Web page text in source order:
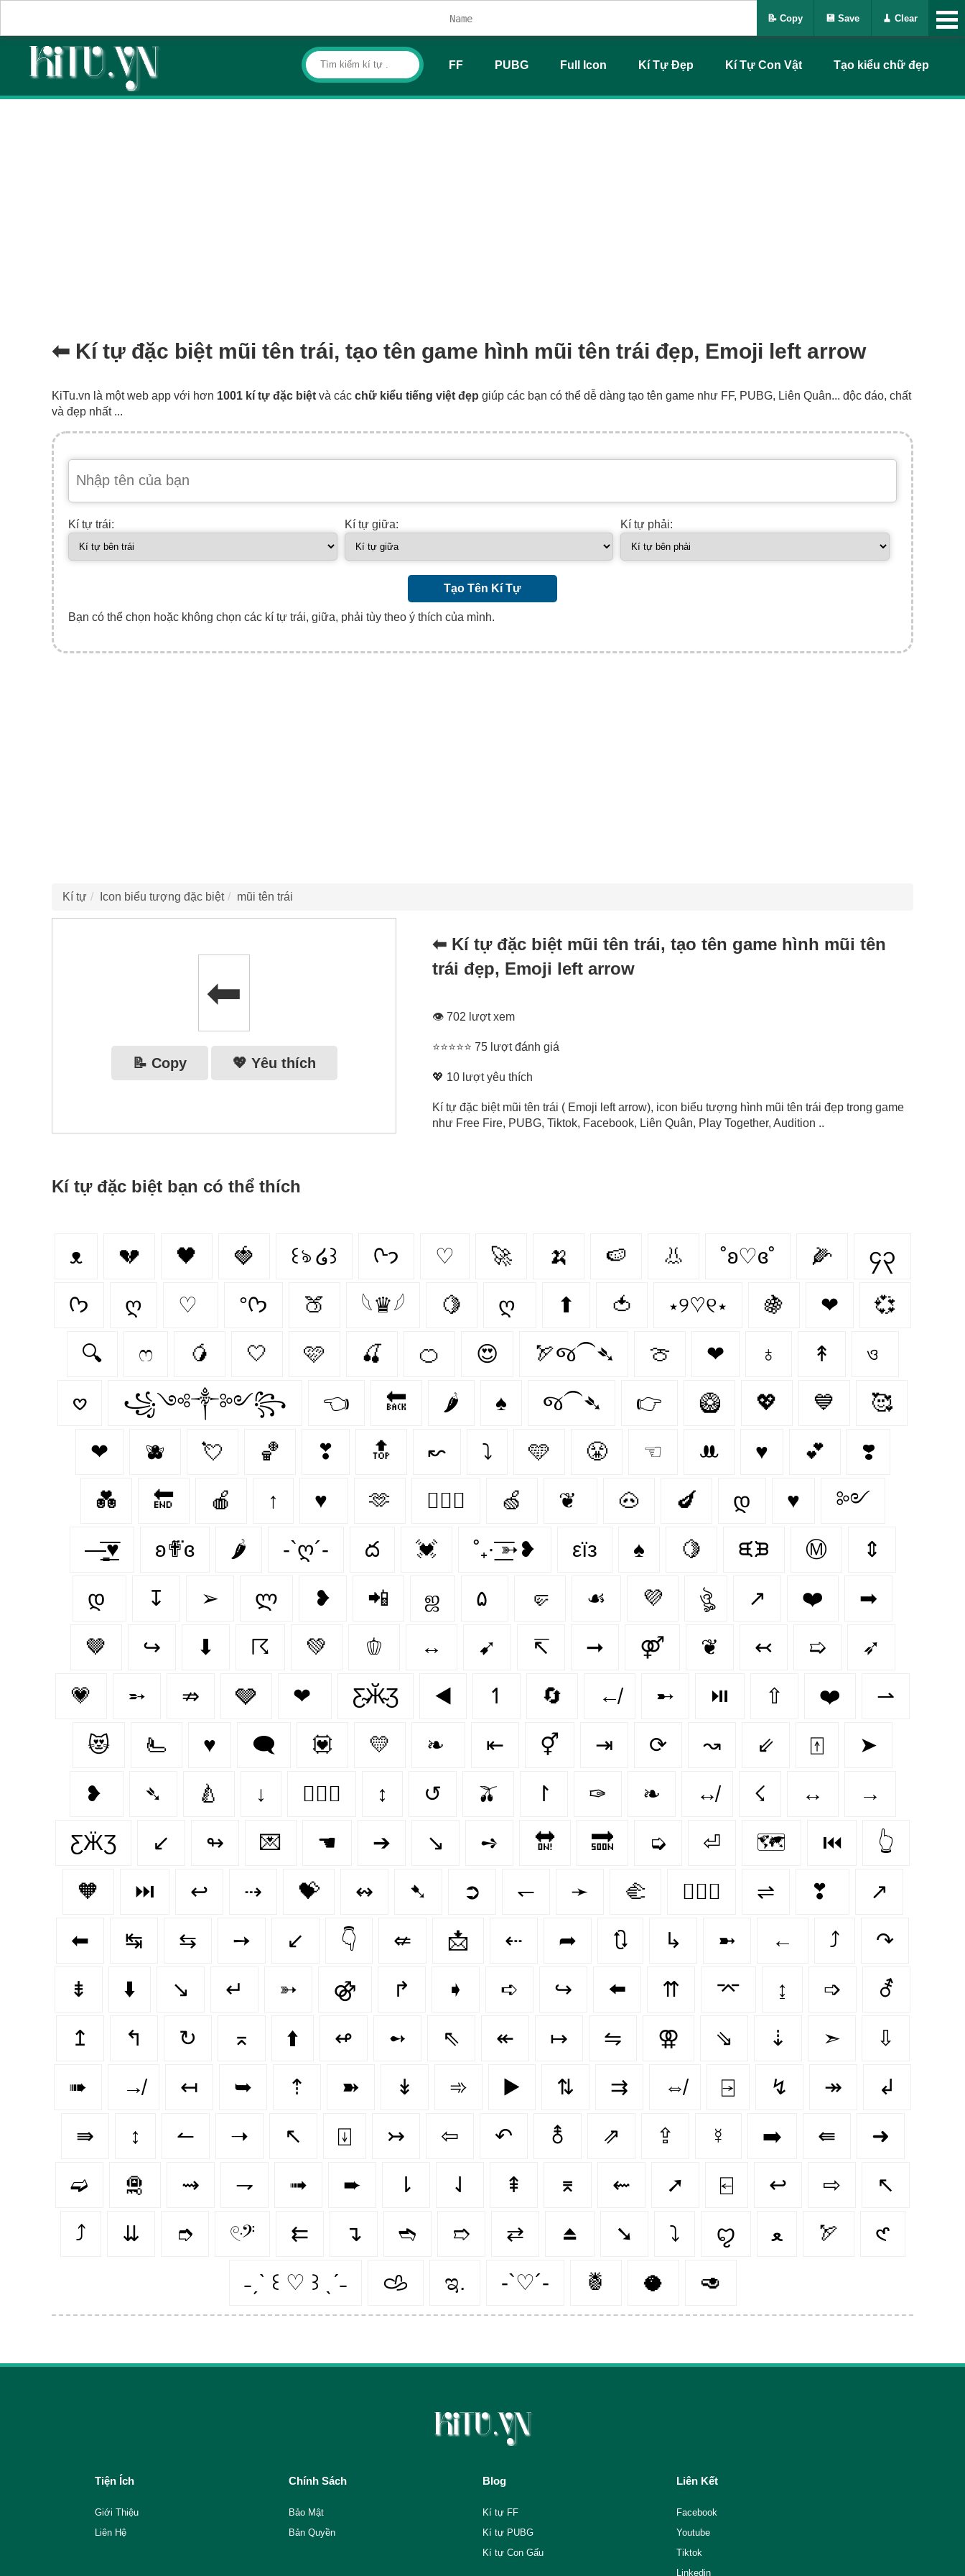
FF PUBG Full Icon Kí Tự Đẹp Kí Tự Con Vật Tạo kiểu chữ đẹp
⬅ Kí tự đặc biệt mũi tên trái, tạo tên game hình mũi tên trái đẹp, Emoji left arrow
KiTu.vn là một web app với hơn 1001 kí tự đặc biệt và các chữ kiểu tiếng việt đẹp giúp các bạn có thể dễ dàng tạo tên game như FF, PUBG, Liên Quân... độc đáo, chất
và đẹp nhất ...
Kí tự trái: Kí tự giữa: Kí tự phải:
Tạo Tên Kí Tự
Bạn có thể chọn hoặc không chọn các kí tự trái, giữa, phải tùy theo ý thích của mình.
Kí tự Icon biểu tượng đặc biệt mũi tên trái
⬅
📝 Copy 💖 Yêu thích
⬅ Kí tự đặc biệt mũi tên trái, tạo tên game hình mũi tên
trái đẹp, Emoji left arrow
👁 702 lượt xem
⭐⭐⭐⭐⭐ 75 lượt đánh giá
💖 10 lượt yêu thích
Kí tự đặc biệt mũi tên trái ( Emoji left arrow), icon biểu tượng hình mũi tên trái đẹp trong game
như Free Fire, PUBG, Tiktok, Facebook, Liên Quân, Play Together, Audition ..
Kí tự đặc biệt bạn có thể thích
ᴥ 💔 🖤 🍓 ꒰ঌ ໒꒱ ᢉ𐭩 ♡ 🚀 🍌 🍉 👃 ˚ʚ♡ɞ˚ 🌽 ၄၃
ᡣ𐭩 ღ ♡ °ᡣ𐭩 🍑 𓆩♛𓆪 🍋 ღ ⬆ 🍅 ⋆୨♡୧⋆ 🍇 ❤︎ 💞
🔍 ෆ 🥭 🤍 🩷 🍒 🍊 😍 🏹જ⁀➴ 🍈 ❤ ♁ ↟ ও
𖹭 ꧁༺༒༻꧂ 👈 🔙 🌶️ ♠ જ⁀➴ 👉 🥝 💖 💙 🥰
❤︎‬ 🫐 💘 🏀 ❣ 🔝 ↜ ⤵ 🩵 😤 ☜ ꔚ ♥ 💕 ❣️
💑 🔚 🍎 ↑ ♥ 🫶 👩‍❤️‍👨 🍏 ❦ 🐽 🍆 დ ♥︎ ༻
—̳͟͞͞♥ ʚ✟⃛ɞ 🌶 -`ღ´- ద 💓 ˚₊· ͟͟͞͞➳❥ εїз ♠️ 🍋‍ ᙙᙖ Ⓜ ⇕
დ ↧ ➢ ლ ❥ 📲 ஜ ۵ 🤛 ☙ 💜 ঔৣ ↗️ ❤️‍ ➡
🤎 ↪ ⬇ ☈ 💚 🫑 ↔ ➹ ↸ ➞ ⚤ ❦ ↢ ➯ ➶
💗 ➵ ⇏ 🩶 ❤ Ƹ̴Ӂ̴Ʒ ◀️ ↿ 🔄 ↚ ➸ ⏯️ ⇧ ❤️ ⇀
😻 🫷 ♥️ 🗨 💟 💛 ❧ ⇤ ⚥ ⇥ ⟳ ↝ ⇙ ⍐ ➤
❥ ➴ 🍐 ↓ 👨‍❤️‍👨 ↕ ↺ 🫒 ↾ ✑ ❧ ↮ ☇ ↔️ →
ƸӜƷ ↙ ↬ 💌 ☚ ➔ ↘️ ➺ 🔛 🔜 ➭ ⏎ 🗺️ ⏮️ 👆
🧡 ⏭️ ↩ ⇢ 💝 ↭ ➷ ➲ ↽ ➛ 🫲 👩‍❤️‍👩 ⇌ ❣ ↗
⬅ ↹ ⇆ ➙ ↙️ 👇 ⇍ 📩 ⇠ ➦ 🔃 ↳ ➼ ← ⤴ ↷
⇟ ⬇️ ↘ ↵ ➳ ⚣ ↱ ➧ ➪ ↪️ ⬅️ ⇈ ⌤ ↨ ➩ ⚦
↥ ↰ ↻ ⌅ ⬆️ ↫ ➻ ⇖ ↞ ↦ ⇋ ⚢ ⇘ ⇣ ➣ ⇩
➠ ↛ ↤ ➥ ⇡ ➽ ↡ ➾ ▶️ ⇅ ⇉ ⇎ ⍈ ↯ ↠ ↲
⇛ ↕️ ↼ ➝ ↖ ⍗ ↣ ⇦ ↶ ⚨ ⇗ ⇪ ☿ ➡️ ⇚ ➜
➫ 🛅 ⇝ ⇁ ➟ ➨ ⇂ ⇃ ⇞ ⌆ ⇜ ➚ ⍇ ↩️ ⇨ ↖️
⤴️ ⇊ ➮ 𓏲ּ𝄢 ⇇ ↴ ➬ ➱ ⇄ ⏏️ ➘ ⤵️ ꨄ︎ ﻌ 🏹 𑣲
˗ˏˋ ꒰ ♡ ꒱ ˎˊ˗ 𐚁 ಇ. -`♡´- 🍍 🥥 🥑
Tiện Ích
Giới Thiệu
Liên Hệ
Chính Sách
Bảo Mật
Bản Quyền
Blog
Kí tự FF
Kí tự PUBG
Kí tự Con Gấu
Liên Kết
Facebook
Youtube
Tiktok
Linkedin
📝 Copy 💾 Save 🧹 Clear